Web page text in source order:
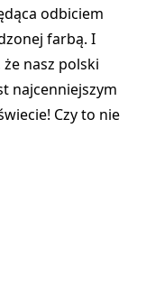
odbiciem
farbą. I
że nasz polski
najcenniejszym
Czy to nie